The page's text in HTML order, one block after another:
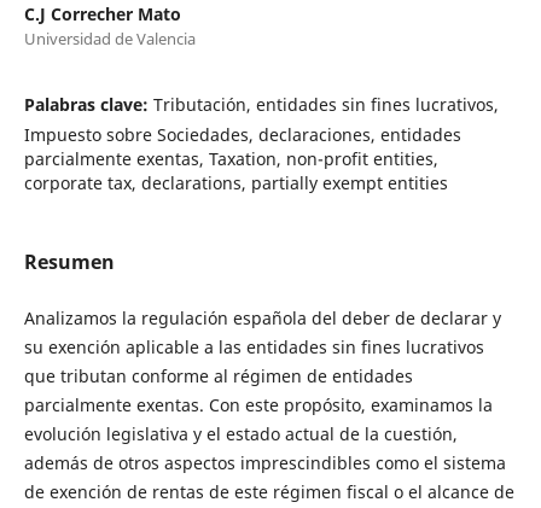
C.J Correcher Mato
Universidad de Valencia
Palabras clave: Tributación, entidades sin fines lucrativos,
Impuesto sobre Sociedades, declaraciones, entidades
parcialmente exentas, Taxation, non-profit entities,
corporate tax, declarations, partially exempt entities
Resumen
Analizamos la regulación española del deber de declarar y
su exención aplicable a las entidades sin fines lucrativos
que tributan conforme al régimen de entidades
parcialmente exentas. Con este propósito, examinamos la
evolución legislativa y el estado actual de la cuestión,
además de otros aspectos imprescindibles como el sistema
de exención de rentas de este régimen fiscal o el alcance de